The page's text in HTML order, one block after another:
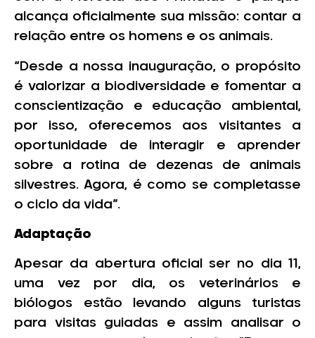
alcança oficialmente sua missão: contar a
relação entre os homens e os animais.
“Desde a nossa inauguração, o propósito
é valorizar a biodiversidade e fomentar a
conscientização e educação ambiental,
por isso, oferecemos aos visitantes a
oportunidade de interagir e aprender
sobre a rotina de dezenas de animais
silvestres. Agora, é como se completasse
o ciclo da vida”.
Adaptação
Apesar da abertura oficial ser no dia 11,
uma vez por dia, os veterinários e
biólogos estão levando alguns turistas
para visitas guiadas e assim analisar o